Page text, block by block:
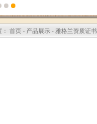
首页 - 产品展示 - 雅格兰资质证书